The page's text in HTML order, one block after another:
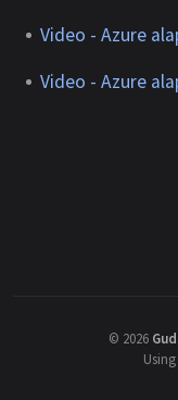
Video - Azure
Video - Azure
© 2026